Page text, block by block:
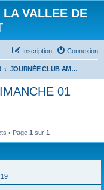
VALLEE DE
Connexion
Inscription
JOURNÉE CLUB AMVH DU DIMANCHE 01 JUILLET 2018
01
• Page 1 sur 1